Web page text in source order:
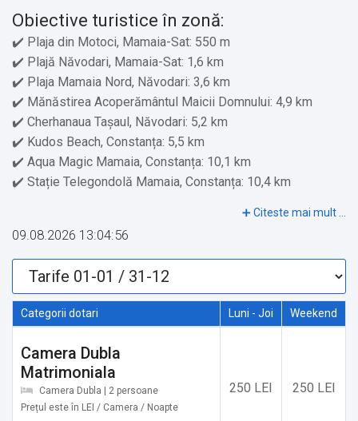
Obiective turistice în zonă:
✔️ Plaja din Motoci, Mamaia-Sat: 550 m
✔️ Plajă Năvodari, Mamaia-Sat: 1,6 km
✔️ Plaja Mamaia Nord, Năvodari: 3,6 km
✔️ Mănăstirea Acoperământul Maicii Domnului: 4,9 km
✔️ Cherhanaua Tașaul, Năvodari: 5,2 km
✔️ Kudos Beach, Constanța: 5,5 km
✔️ Aqua Magic Mamaia, Constanța: 10,1 km
✔️ Stație Telegondolă Mamaia, Constanța: 10,4 km
✔️ Muzeul de Artă, Constanța: 15,7 km
✔️ Plaja Corbu, Năvodari: 16,5 km
✔️ Muzeul Marinei Române: 16,4 km
✔️ Cazinoul din Constanța, Constanța: 17,3 km
✔️ Faleza Cazinoului, Constanța: 17,4 km
Servicii suplimentare incluse in pret:
✔️ Aparat pentru prepararea de ceai/cafea
09.08.2026 13:04:56
Categorii dotari Luni - Joi Weekend
Camera Dubla
Matrimoniala
Camera Dubla | 2 persoane
Prețul este în LEI / Camera / Noapte
250 LEI 250 LEI